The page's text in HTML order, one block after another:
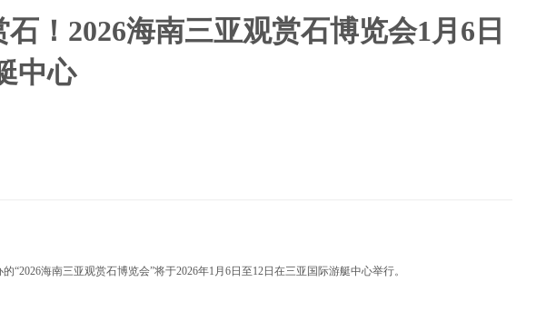
！2026海南三亚观赏石博览会1月6日
中心
“2026海南三亚观赏石博览会”将于2026年1月6日至12日在三亚国际游艇中心举行。